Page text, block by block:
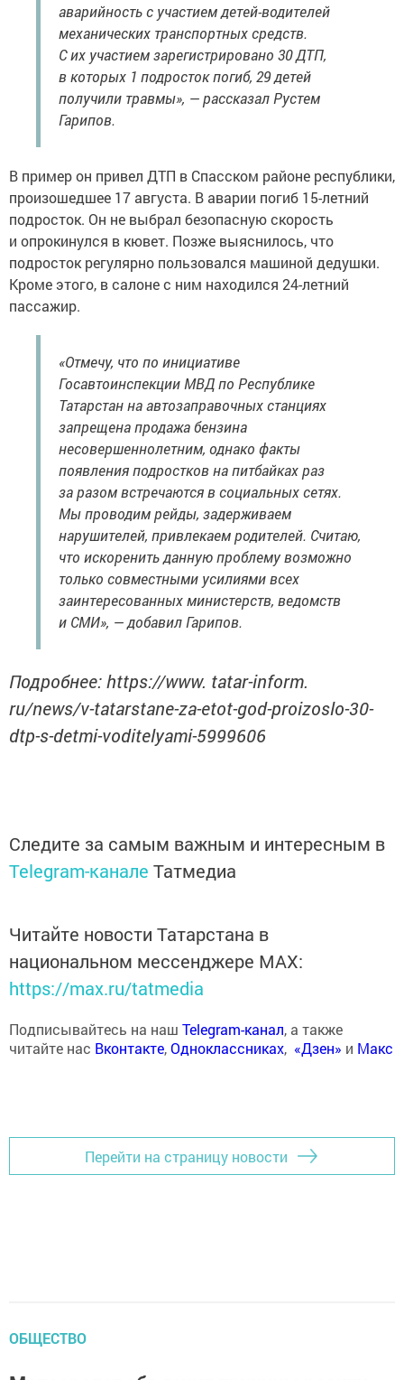
аварийность с участием детей-водителей
механических транспортных средств.
С их участием зарегистрировано 30 ДТП,
в которых 1 подросток погиб, 29 детей
получили травмы», — рассказал Рустем
Гарипов.
В пример он привел ДТП в Спасском районе республики,
произошедшее 17 августа. В аварии погиб 15-летний
подросток. Он не выбрал безопасную скорость
и опрокинулся в кювет. Позже выяснилось, что
подросток регулярно пользовался машиной дедушки.
Кроме этого, в салоне с ним находился 24-летний
пассажир.
«Отмечу, что по инициативе
Госавтоинспекции МВД по Республике
Татарстан на автозаправочных станциях
запрещена продажа бензина
несовершеннолетним, однако факты
появления подростков на питбайках раз
за разом встречаются в социальных сетях.
Мы проводим рейды, задерживаем
нарушителей, привлекаем родителей. Считаю,
что искоренить данную проблему возможно
только совместными усилиями всех
заинтересованных министерств, ведомств
и СМИ», — добавил Гарипов.
Подробнее: https://www. tatar-inform.
ru/news/v-tatarstane-za-etot-god-proizoslo-30-
dtp-s-detmi-voditelyami-5999606
Следите за самым важным и интересным в
Telegram-канале Татмедиа
Читайте новости Татарстана в
национальном мессенджере MАХ:
https://max.ru/tatmedia
Подписывайтесь на наш Telegram-канал, а также
читайте нас Вконтакте,Одноклассниках, «Дзен» и Макс
Перейти на страницу новости
ОБЩЕСТВО